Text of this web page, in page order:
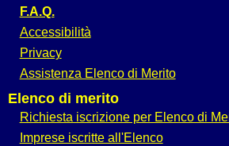
F.A.Q.
Accessibilità
Privacy
Assistenza Elenco di Merito
Elenco di merito
Richiesta iscrizione per Elenco di
Imprese iscritte all'Elenco